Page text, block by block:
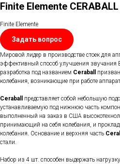
Finite Elemente CERABALL
Finite Elemente
Задать вопрос
Мировой лидер в производстве стоек для
эффективный способ улучшения звучания
разработка под названием Ceraball
колебания, возникающие при работе
Ceraball
представляет собой небольшую
устанавливаемую под нижнюю часть
выполненный на заказ в США
принимающий на себя колебания, и
колебания. Основание и верхняя часть
стали.
Набор из 4 шт. способен выдержать